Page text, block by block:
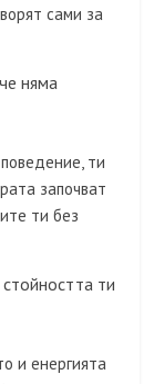
сами за
няма
ти
започват
ти без
ти
и енергията